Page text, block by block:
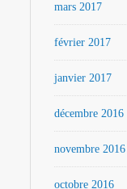
mars 2017
février 2017
janvier 2017
décembre 2016
novembre 2016
octobre 2016